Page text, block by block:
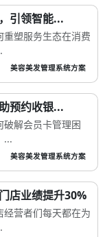
引领智能...
塑服务生态在消费
美容美发管理系统方案
预约收银...
解会员卡管理困
...
美容美发管理系统方案
店业绩提升30%
营者们每天都在为